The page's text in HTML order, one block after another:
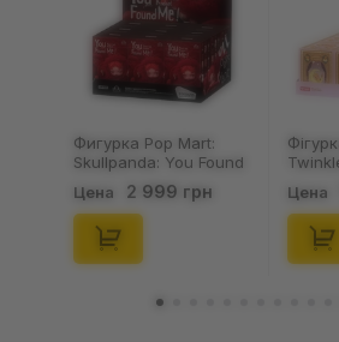
Фигурка Pop Mart:
Skullpanda: You Found
Me!: Plush Doll Pendant
Series (Blind Box: 1 з
10) (Secret Edition),
(29347)
Цена 2 999 грн
Up:
(Blind
(21372)
Цена